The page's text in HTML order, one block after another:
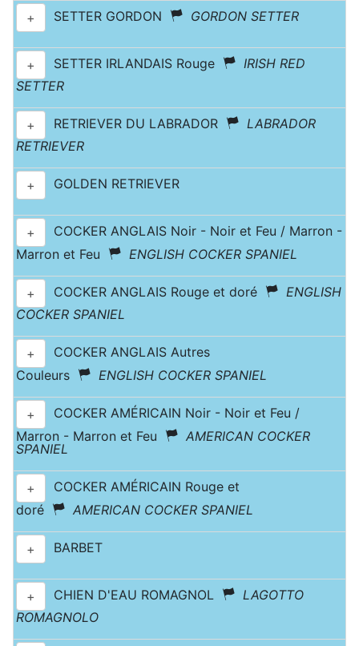
+ SETTER GORDON GORDON SETTER
+ SETTER IRLANDAIS Rouge
IRISH RED
SETTER
+ RETRIEVER DU LABRADOR
LABRADOR
RETRIEVER
+ GOLDEN RETRIEVER
+
COCKER ANGLAIS Noir - Noir et Feu / Marron -
Marron et Feu
ENGLISH COCKER SPANIEL
+ COCKER ANGLAIS Rouge et doré
ENGLISH
COCKER SPANIEL
+
COCKER ANGLAIS Autres
Couleurs
ENGLISH COCKER SPANIEL
+
COCKER AMÉRICAIN Noir - Noir et Feu /
Marron - Marron et Feu
AMERICAN COCKER
SPANIEL
+
COCKER AMÉRICAIN Rouge et
doré
AMERICAN COCKER SPANIEL
+ BARBET
+ CHIEN D'EAU ROMAGNOL
LAGOTTO
ROMAGNOLO